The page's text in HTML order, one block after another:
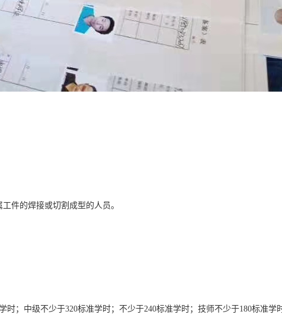
件的焊接或切割成型的人员。
时；中级不少于320标准学时；不少于240标准学时；技师不少于180标准学